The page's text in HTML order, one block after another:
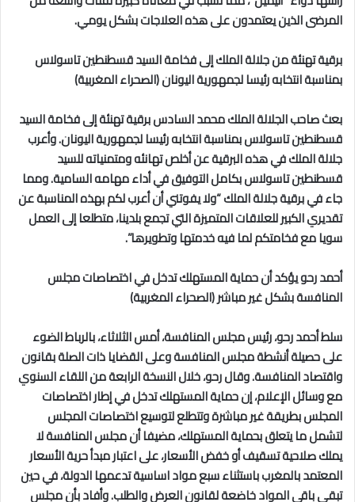
المرضى الذين يعتمدون على هذه العلاجات بشكل يومي.
برقية تهنئة من جلالة الملك إلى فخامة السيد قسطنطين تاسولاس
بمناسبة انتخابه رئيسا لجمهورية اليونان (الصحراء المغربية)
بعث صاحب الجلالة الملك محمد السادس برقية تهنئة إلى فخامة السيد
قسطنطين تاسولاس بمناسبة انتخابه رئيسا لجمهورية اليونان. وأعرب
جلالة الملك في هذه البرقية عن أخلص تهانئه ومتمنياته للسيد
قسطنطين تاسولاس بكامل التوفيق في أداء مهامه السامية. ومما
جاء في برقية جلالة الملك “ولا يفوتني أن أعرب لكم بهذه المناسبة عن
تقديري الكبير للعلاقات المتميزة التي تجمع بلدينا، متطلعا إلى العمل
سويا مع فخامتكم لما فيه خدمتها وتطويرها”.
أحمد رحو يؤكد أن حماية المستهلك تدخل في اختصاصات مجلس
المنافسة بشكل غير مباشر (الصحراء المغربية)
سلط أحمد رحو، رئيس مجلس المنافسة، أمس الثلاثاء، بالرباط الضوء
على حصيلة أنشطة مجلس المنافسة وعلى القضايا ذات الصلة بقانون
واقتصاد المنافسة. وقال رحو، خلال النسخة الرابعة من اللقاء السنوي
مع وسائل الإعلام، إن حماية المستهلك تدخل في إطار اختصاصات
المجلس بطريقة غير مباشرة وتتطلع لتوسيع اختصاصات المجلس
لتشمل ما يتعلق بحماية المستهلك، مضيفا أن مجلس المنافسة لا
يملك صلاحية تسقيف أو خفض الأسعار، على اعتبار مبدأ حرية الأسعار
المعتمد بالمغرب باستثناء سبع مواد اساسية تدعمها الدولة، في حين
تبقى باقي المواد خاضعة لقانون العرض والطلب. وأفاد بأن مجلس